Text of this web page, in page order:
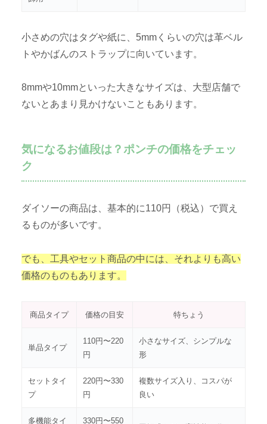
小さめの穴はタグや紙に、5mmくらいの穴は革ベル
トやかばんのストラップに向いています。
8mmや10mmといった大きなサイズは、大型店舗で
ないとあまり見かけないこともあります。
気になるお値段は？ポンチの価格をチェッ
ク
ダイソーの商品は、基本的に110円（税込）で買え
るものが多いです。
でも、工具やセット商品の中には、それよりも高い
価格のものもあります。
商品タイプ 価格の目安 特ちょう
単品タイプ
110円〜220
円
小さなサイズ、シンプルな
形
セットタイ
プ
220円〜330
円
複数サイズ入り、コスパが
良い
多機能タイ
330円〜550